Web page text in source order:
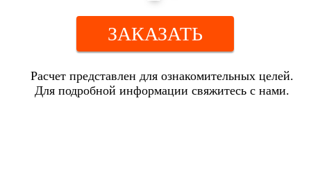
ЗАКАЗАТЬ
Расчет представлен для ознакомительных целей.
Для подробной информации свяжитесь с нами.